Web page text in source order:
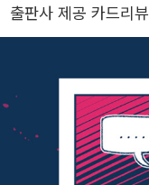
출판사 제공 카드리뷰